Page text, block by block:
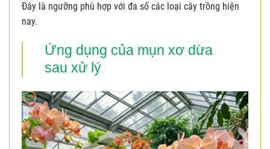
Đây là ngưỡng phù hợp với đa số các loại cây trồng hiện
nay.
Ứng dụng của mụn xơ dừa
sau xử lý